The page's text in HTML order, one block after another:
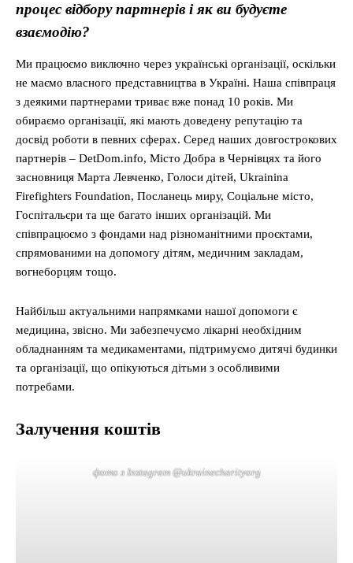
процес відбору партнерів і як ви будуєте
взаємодію?
Ми працюємо виключно через українські організації, оскільки
не маємо власного представництва в Україні. Наша співпраця
з деякими партнерами триває вже понад 10 років. Ми
обираємо організації, які мають доведену репутацію та
досвід роботи в певних сферах. Серед наших довгострокових
партнерів – DetDom.info, Місто Добра в Чернівцях та його
засновниця Марта Левченко, Голоси дітей, Ukrainina
Firefighters Foundation, Посланець миру, Соціальне місто,
Госпітальєри та ще багато інших організацій. Ми
співпрацюємо з фондами над різноманітними проєктами,
спрямованими на допомогу дітям, медичним закладам,
вогнеборцям тощо.
Найбільш актуальними напрямками нашої допомоги є
медицина, звісно. Ми забезпечуємо лікарні необхідним
обладнанням та медикаментами, підтримуємо дитячі будинки
та організації, що опікуються дітьми з особливими
потребами.
Залучення коштів
фото з Instagram @ukrainecharityorg